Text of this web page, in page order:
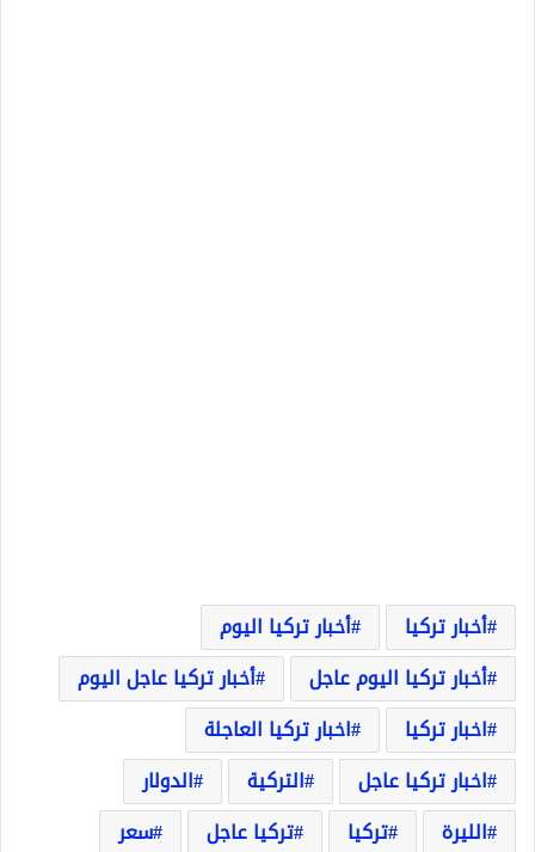
أخبار تركيا
أخبار تركيا اليوم
أخبار تركيا اليوم عاجل
أخبار تركيا عاجل اليوم
اخبار تركيا
اخبار تركيا العاجلة
اخبار تركيا عاجل
التركية
الدولار
الليرة
تركيا تركيا عاجل
سعر